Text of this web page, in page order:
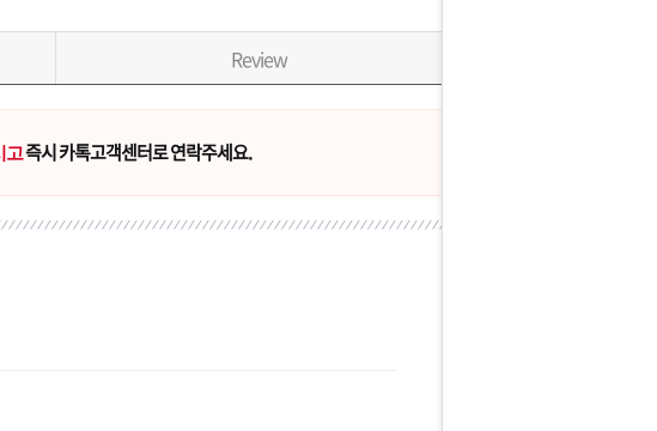
Review
고즉시 카톡고객센터로 연락주세요.